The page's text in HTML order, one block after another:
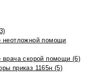
неотложной помощи
врача скорой помощи (6)
приказ 1165н (5)